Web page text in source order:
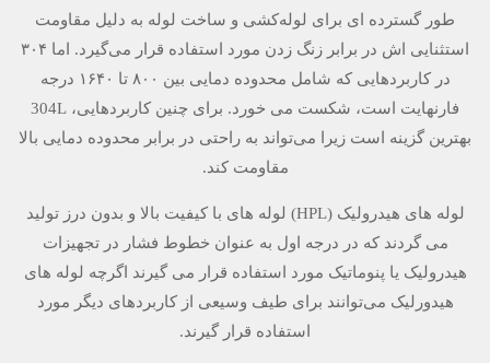
طور گسترده ای برای لوله‌کشی و ساخت لوله به دلیل مقاومت
استثنایی اش در برابر زنگ زدن مورد استفاده قرار می‌گیرد. اما ۳۰۴
در کاربردهایی که شامل محدوده دمایی بین ۸۰۰ تا ۱۶۴۰ درجه
فارنهایت است، شکست می خورد. برای چنین کاربردهایی، 304L
بهترین گزینه است زیرا می‌تواند به راحتی در برابر محدوده دمایی بالا
مقاومت کند.
لوله های هیدرولیک (HPL) لوله های با کیفیت بالا و بدون درز تولید
می گردند که در درجه اول به عنوان خطوط فشار در تجهیزات
هیدرولیک یا پنوماتیک مورد استفاده قرار می گیرند اگرچه لوله های
هیدورلیک می‌توانند برای طیف وسیعی از کاربردهای دیگر مورد
استفاده قرار گیرند.